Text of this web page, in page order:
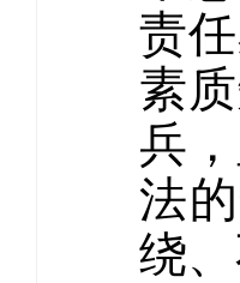
责
素
兵
法
绕